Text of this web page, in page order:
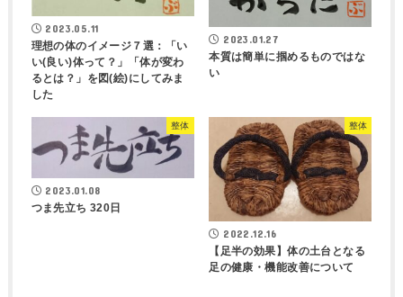
2023.05.11
理想の体のイメージ７選：「い
い(良い)体って？」「体が変わ
るとは？」を図(絵)にしてみま
した
2023.01.27
本質は簡単に掴めるものではな
い
整体
2023.01.08
つま先立ち 320日
整体
2022.12.16
【足半の効果】体の土台となる
足の健康・機能改善について